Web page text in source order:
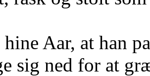
Aar, at han
sig ned for at